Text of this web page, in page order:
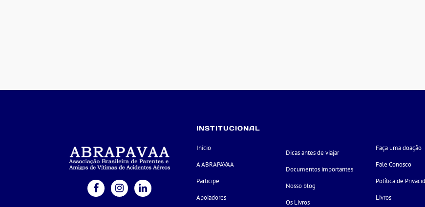
INSTITUCIONAL
Início
A ABRAPAVAA
Participe
Apoiadores
Dicas antes de viajar
Documentos importantes
Nosso blog
Os Livros
Faça uma doação
Fale Conosco
Política de
Livros